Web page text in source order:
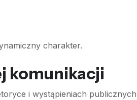
charakter.
komunikacji
i wystąpieniach